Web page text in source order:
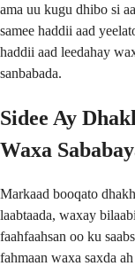
ama uu kugu dhibo si
samee haddii aad
haddii aad leedahay
sanbabada.
Sidee Ay
Waxa
Markaad booqato
laabtaada, waxay
faahfaahsan oo ku
fahmaan waxa saxda